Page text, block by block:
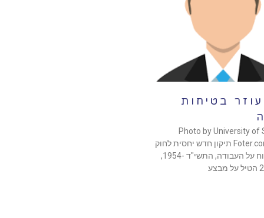
בטיחות
Photo by University of
Foter.com / CC BY תיקון חדש יחסית לחוק
ארגון הפיקוח על העבודה, התשי"ד -1954,